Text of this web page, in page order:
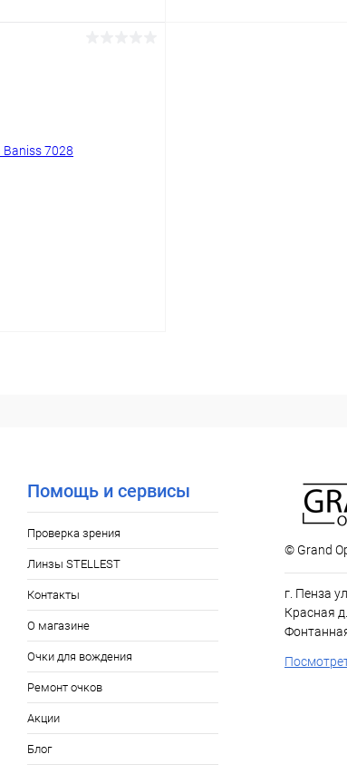
Помощь и сервисы
Проверка зрения
Линзы STELLEST
Контакты
О магазине
Очки для вождения
Ремонт очков
Акции
Блог
© Grand
г. Пенза
Красная